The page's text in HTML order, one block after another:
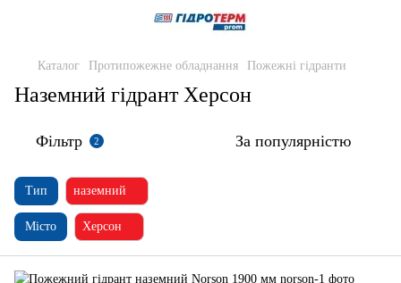
Каталог Протипожежне обладнання Пожежні гідранти
Наземний гідрант Херсон
Фільтр 2 За популярністю
Тип наземний
Місто Херсон